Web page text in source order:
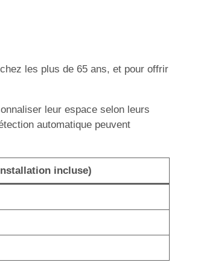
les plus de 65 ans, et pour offrir
leur espace selon leurs
automatique peuvent
incluse)